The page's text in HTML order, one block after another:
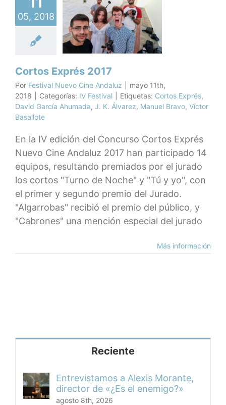
05, 2018
Exprés
Cortos Exprés 2017
Por Festival Nuevo Cine Andaluz
mayo 11th,
2018
Categorías: IV Festival Etiquetas: Cortos Exprés,
David García Ahumada, J. K. Álvarez, Manuel Bravo, Víctor
Basallote
En la IV edición del Concurso Cortos Exprés
Nuevo Cine Andaluz 2017 han participado 14
equipos, resultando premiados por el jurado
los cortos "Turno de Noche" y "Tú y yo", con
el primer y segundo premio del Jurado.
"Algarrobas" recibió el premio del público, y
"Cabrones" una mención especial del jurado
Más información
Reciente
Entrevistamos a Alexis Morante,
director de «¿Es el enemigo?»
agosto 8th, 2026